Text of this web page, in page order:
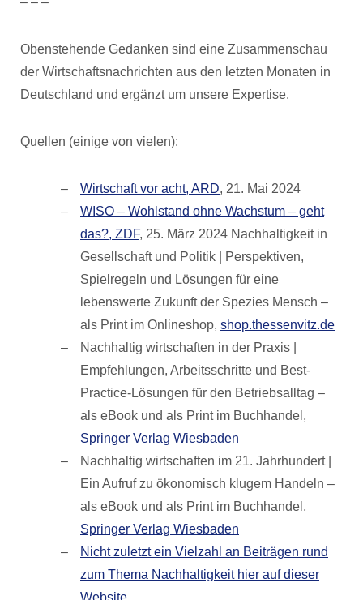
Obenstehende Gedanken sind eine Zusammenschau
der Wirtschaftsnachrichten aus den letzten Monaten in
Deutschland und ergänzt um unsere Expertise.
Quellen (einige von vielen):
Wirtschaft vor acht, ARD, 21. Mai 2024
WISO – Wohlstand ohne Wachstum – geht
das?, ZDF, 25. März 2024 Nachhaltigkeit in
Gesellschaft und Politik | Perspektiven,
Spielregeln und Lösungen für eine
lebenswerte Zukunft der Spezies Mensch –
als Print im Onlineshop, shop.thessenvitz.de
Nachhaltig wirtschaften in der Praxis |
Empfehlungen, Arbeitsschritte und Best-
Practice-Lösungen für den Betriebsalltag –
als eBook und als Print im Buchhandel,
Springer Verlag Wiesbaden
Nachhaltig wirtschaften im 21. Jahrhundert |
Ein Aufruf zu ökonomisch klugem Handeln –
als eBook und als Print im Buchhandel,
Springer Verlag Wiesbaden
Nicht zuletzt ein Vielzahl an Beiträgen rund
zum Thema Nachhaltigkeit hier auf dieser
Website